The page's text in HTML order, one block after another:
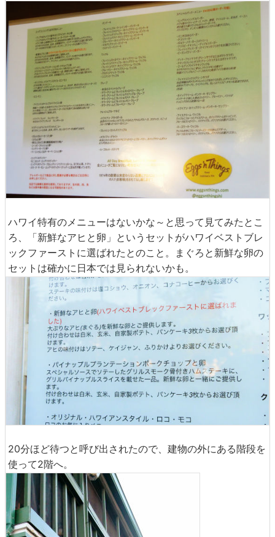
ハワイ特有のメニューはないかな～と思って見てみたとこ
ろ、「新鮮なアヒと卵」というセットがハワイベストブレ
ックファーストに選ばれたとのこと。まぐろと新鮮な卵の
セットは確かに日本では見られないかも。
20分ほど待つと呼び出されたので、建物の外にある階段を
使って2階へ。